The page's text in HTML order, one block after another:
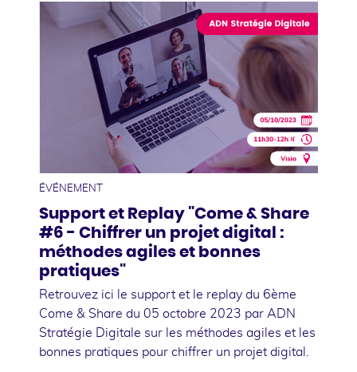
05
octobre
ÉVÉNEMENT
Support et Replay "Come & Share
#6 - Chiffrer un projet digital :
méthodes agiles et bonnes
pratiques"
Retrouvez ici le support et le replay du 6ème
Come & Share du 05 octobre 2023 par ADN
Stratégie Digitale sur les méthodes agiles et les
bonnes pratiques pour chiffrer un projet digital.